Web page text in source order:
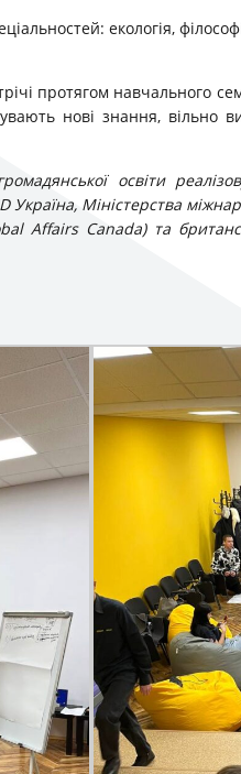
екологія,
протягом навчального
нові знання,
освіти
Україна, Міністерства
Affairs Canada) та